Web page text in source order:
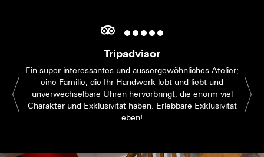
Tripadvisor
Ein super interessantes und aussergewöhnliches Atelier;
eine Familie, die Ihr Handwerk lebt und liebt und
unverwechselbare Uhren hervorbringt, die enorm viel
Charakter und Exklusivität haben. Erlebbare Exklusivität
eben!